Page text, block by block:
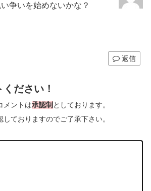
争いを始めないかな？
返信
ださい！
メントは承認制 としております。
ておりますのでご了承下さい。